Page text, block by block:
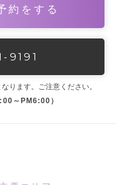
9191
ります。ご注意ください。
～PM6:00）
約をする